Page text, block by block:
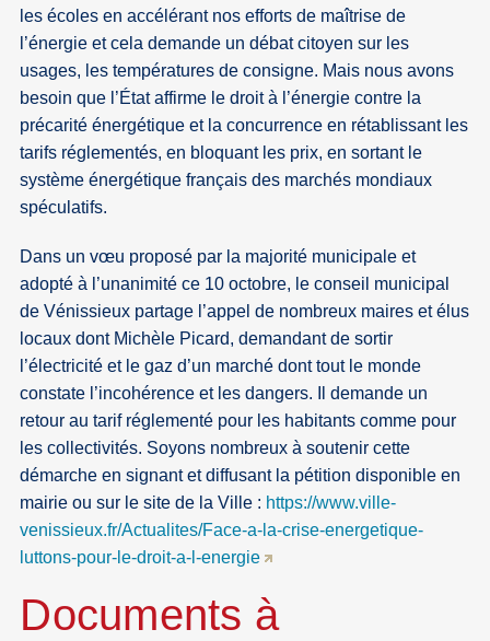
les écoles en accélérant nos efforts de maîtrise de
l’énergie et cela demande un débat citoyen sur les
usages, les températures de consigne. Mais nous avons
besoin que l’État affirme le droit à l’énergie contre la
précarité énergétique et la concurrence en rétablissant les
tarifs réglementés, en bloquant les prix, en sortant le
système énergétique français des marchés mondiaux
spéculatifs.
Dans un vœu proposé par la majorité municipale et
adopté à l’unanimité ce 10 octobre, le conseil municipal
de Vénissieux partage l’appel de nombreux maires et élus
locaux dont Michèle Picard, demandant de sortir
l’électricité et le gaz d’un marché dont tout le monde
constate l’incohérence et les dangers. Il demande un
retour au tarif réglementé pour les habitants comme pour
les collectivités. Soyons nombreux à soutenir cette
démarche en signant et diffusant la pétition disponible en
mairie ou sur le site de la Ville : https://www.ville-
venissieux.fr/Actualites/Face-a-la-crise-energetique-
luttons-pour-le-droit-a-l-energie
Documents à